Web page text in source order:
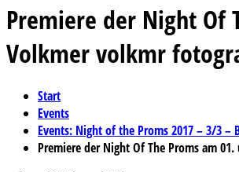
Premiere der Night Of
Volkmer volkmr
Start
Events
Events: Night of the Proms 2017 – 3/3 –
Premiere der Night Of The Proms am